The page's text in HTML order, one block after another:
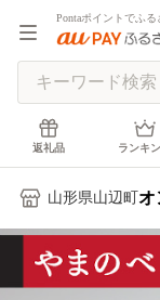
Pontaポイントでふる
返礼品 ランキ
山形県山辺町 オ